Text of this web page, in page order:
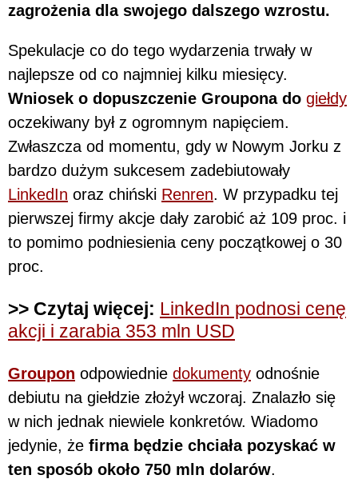
zagrożenia dla swojego dalszego wzrostu.
Spekulacje co do tego wydarzenia trwały w
najlepsze od co najmniej kilku miesięcy.
Wniosek o dopuszczenie Groupona do giełdy
oczekiwany był z ogromnym napięciem.
Zwłaszcza od momentu, gdy w Nowym Jorku z
bardzo dużym sukcesem zadebiutowały
LinkedIn oraz chiński Renren. W przypadku tej
pierwszej firmy akcje dały zarobić aż 109 proc. i
to pomimo podniesienia ceny początkowej o 30
proc.
>> Czytaj więcej: LinkedIn podnosi cenę
akcji i zarabia 353 mln USD
Groupon odpowiednie dokumenty odnośnie
debiutu na giełdzie złożył wczoraj. Znalazło się
w nich jednak niewiele konkretów. Wiadomo
jedynie, że firma będzie chciała pozyskać w
ten sposób około 750 mln dolarów.